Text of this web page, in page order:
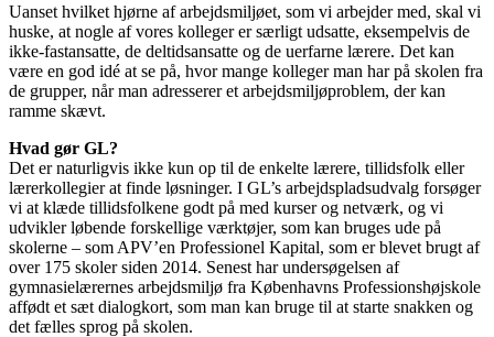
Uanset hvilket hjørne af arbejdsmiljøet, som vi arbejder med, skal vi
huske, at nogle af vores kolleger er særligt udsatte, eksempelvis de
ikke-fastansatte, de deltidsansatte og de uerfarne lærere. Det kan
være en god idé at se på, hvor mange kolleger man har på skolen fra
de grupper, når man adresserer et arbejdsmiljøproblem, der kan
ramme skævt.
Hvad gør GL?
Det er naturligvis ikke kun op til de enkelte lærere, tillidsfolk eller
lærerkollegier at finde løsninger. I GL’s arbejdspladsudvalg forsøger
vi at klæde tillidsfolkene godt på med kurser og netværk, og vi
udvikler løbende forskellige værktøjer, som kan bruges ude på
skolerne – som APV’en Professionel Kapital, som er blevet brugt af
over 175 skoler siden 2014. Senest har undersøgelsen af
gymnasielærernes arbejdsmiljø fra Københavns Professionshøjskole
affødt et sæt dialogkort, som man kan bruge til at starte snakken og
det fælles sprog på skolen.